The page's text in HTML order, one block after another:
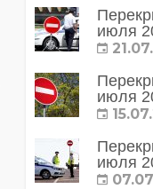
июля
июля
июля